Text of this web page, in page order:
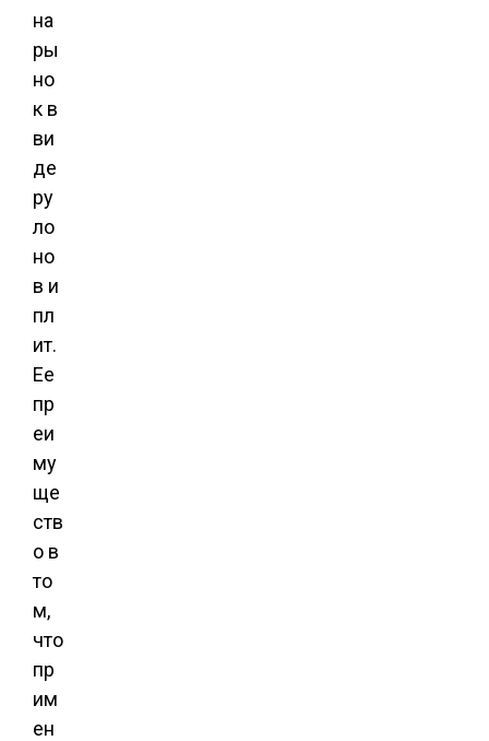
на
ры
но
к в
ви
де
ру
ло
но
в и
пл
ит.
Ее
пр
еи
му
ще
ств
о в
то
м,
что
пр
им
ен